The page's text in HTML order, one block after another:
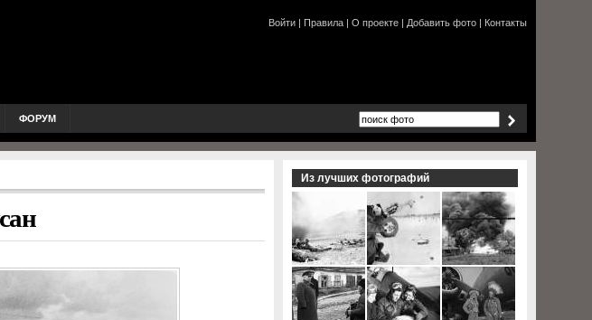
Войти | Правила | О проекте | Добавить фото | Контакты
ФОРУМ
Из лучших фотографий